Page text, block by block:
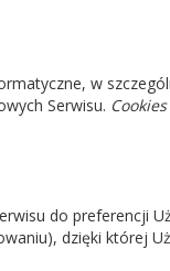
w
Serwisu. Cookies
do preferencji
dzięki której